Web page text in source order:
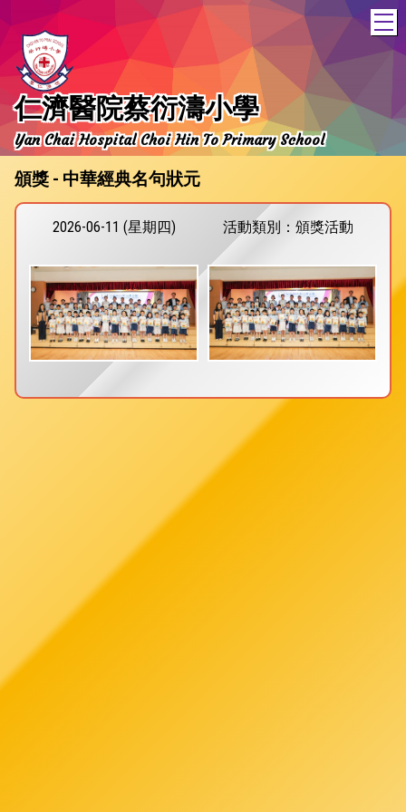
仁濟醫院蔡衍濤小學
Yan Chai Hospital Choi Hin To Primary School
頒獎 - 中華經典名句狀元
2026-06-11 (星期四) 活動類別：頒獎活動